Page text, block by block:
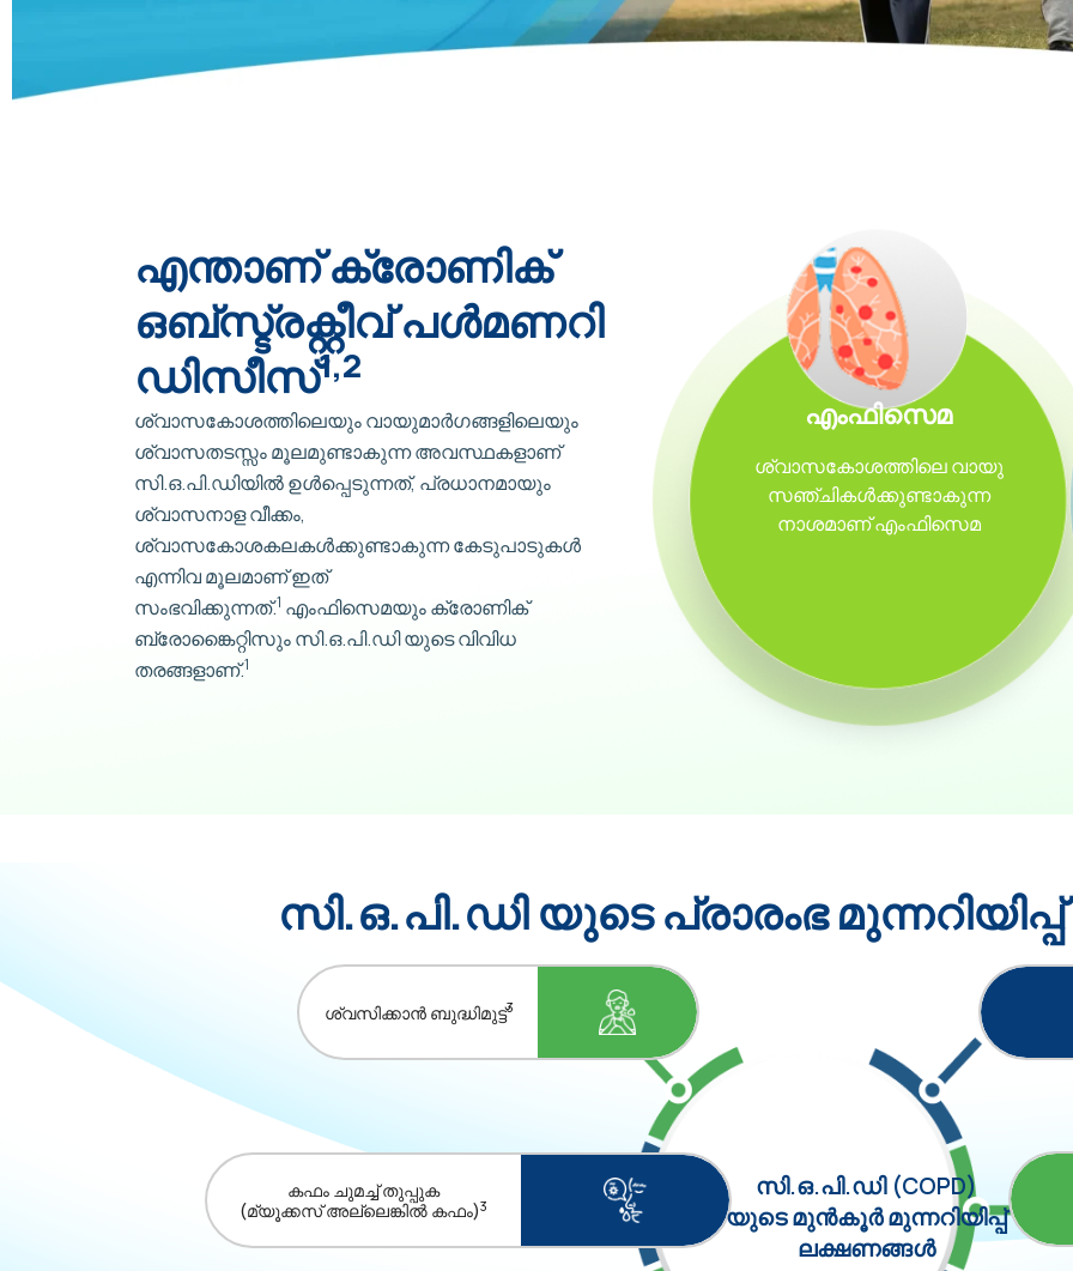
എന്താണ് ക്രോണിക്
ഒബ്‌സ്ട്രക്റ്റീവ് പൾമണറി
ഡിസീസ്1,2
ശ്വാസകോശത്തിലെയും വായുമാർഗങ്ങളിലെയും
ശ്വാസതടസ്സം മൂലമുണ്ടാകുന്ന അവസ്ഥകളാണ്
സി.ഒ.പി.ഡിയിൽ ഉൾപ്പെടുന്നത്, പ്രധാനമായും
ശ്വാസനാള വീക്കം,
ശ്വാസകോശകലകൾക്കുണ്ടാകുന്ന കേടുപാടുകൾ
എന്നിവ മൂലമാണ് ഇത്
സംഭവിക്കുന്നത്.1 എംഫിസെമയും ക്രോണിക്
ബ്രോങ്കൈറ്റിസും സി.ഒ.പി.ഡി യുടെ വിവിധ
തരങ്ങളാണ്.1
എംഫിസെമ
ശ്വാസകോശത്തിലെ വായു
സഞ്ചികൾക്കുണ്ടാകുന്ന
നാശമാണ് എംഫിസെമ
സി.ഒ.പി.ഡി യുടെ പ്രാരംഭ
ശ്വസിക്കാൻ ബുദ്ധിമുട്ട്3
കഫം ചുമച്ച് തുപ്പുക
(മ്യൂക്കസ് അല്ലെങ്കിൽ കഫം)3
സി.ഒ.പി.ഡി (COPD)
യുടെ മുൻകൂർ മുന്നറിയിപ്പ്
ലക്ഷണങ്ങൾ